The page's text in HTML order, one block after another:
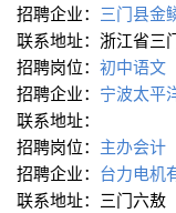
招聘企业： 三门县金
联系地址：浙江省三
招聘岗位： 初中语文
招聘企业： 宁波太平
联系地址：
招聘岗位： 主办会计
招聘企业： 台力电机
联系地址：三门六敖